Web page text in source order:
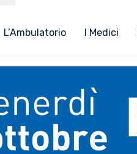
L’Ambulatorio I Medici